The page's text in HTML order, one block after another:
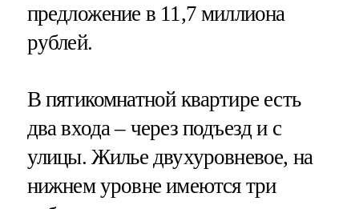
предложение в 11,7 миллиона
рублей.
В пятикомнатной квартире есть
два входа – через подъезд и с
улицы. Жилье двухуровневое, на
нижнем уровне имеются три